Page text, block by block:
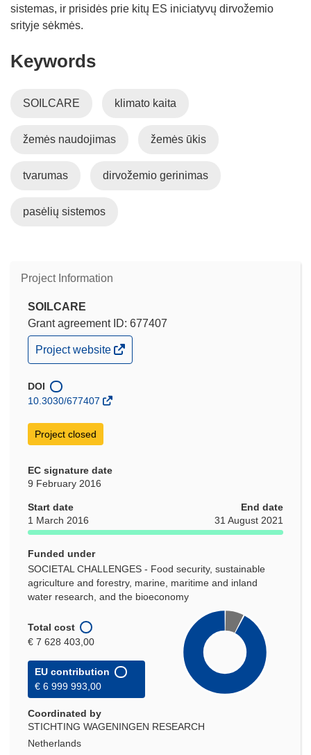
n
sistemas, ir prisidės prie kitų ES iniciatyvų dirvožemio
srityje sėkmės.
Keywords
SOILCARE klimato kaita
žemės naudojimas žemės ūkis
tvarumas dirvožemio gerinimas
pasėlių sistemos
Project Information
SOILCARE
Grant agreement ID: 677407
(opens
in
window)
Project website
DOI
10.3030/677407
Project closed
EC signature date
9 February 2016
Start date
1 March 2016
End date
31 August 2021
Funded under
SOCIETAL CHALLENGES - Food security, sustainable
agriculture and forestry, marine, maritime and inland
water research, and the bioeconomy
Total cost
€ 7 628 403,00
EU contribution
€ 6 999 993,00
Coordinated by
STICHTING WAGENINGEN RESEARCH
Netherlands